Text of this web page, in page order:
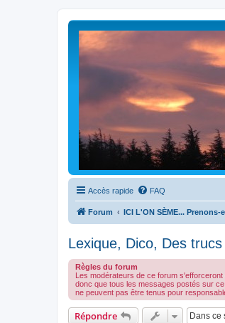
Accès rapide FAQ
Forum ICI L'ON SÈME... Prenons-
Lexique, Dico, Des
Règles du forum
Les modérateurs de ce forum
donc que tous les messages postés sur
ne peuvent pas être tenus pour
Répondre